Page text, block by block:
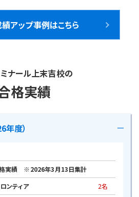
36
ース上末吉校にお通いの生徒
、湘ゼミ生が頑張りました！
アップ事例はこちら
ナール上末吉校の
格実績
度）
実績 ※2026年3月13日集計
ンティア
2名